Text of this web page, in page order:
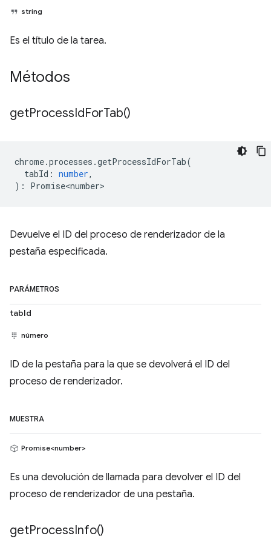
string
Es el título de la tarea.
Métodos
getProcessIdForTab()
chrome.processes .getProcessIdForTab(
tabId : number,
) : Promise<number>
Devuelve el ID del proceso de renderizador de la
pestaña especificada.
PARÁMETROS
tabId
número
ID de la pestaña para la que se devolverá el ID del
proceso de renderizador.
MUESTRA
Promise<number>
Es una devolución de llamada para devolver el ID del
proceso de renderizador de una pestaña.
getProcessInfo()